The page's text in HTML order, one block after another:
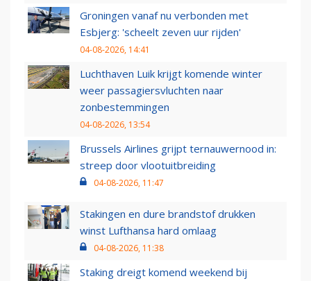
Groningen vanaf nu verbonden met
Esbjerg: 'scheelt zeven uur rijden'
04-08-2026, 14:41
Luchthaven Luik krijgt komende winter
weer passagiersvluchten naar
zonbestemmingen
04-08-2026, 13:54
Brussels Airlines grijpt ternauwernood in:
streep door vlootuitbreiding
04-08-2026, 11:47
Stakingen en dure brandstof drukken
winst Lufthansa hard omlaag
04-08-2026, 11:38
Staking dreigt komend weekend bij